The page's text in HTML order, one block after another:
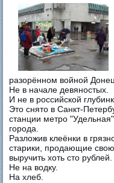
разорённом войной
Не в начале девяностых.
И не в российской
Это снято в Санкт-
станции метро
города.
Разложив клеёнки в
старики, продающие
выручить хоть сто рублей.
Не на водку.
На хлеб.